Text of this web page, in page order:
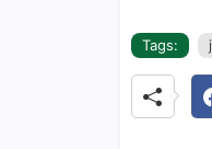
Tags: